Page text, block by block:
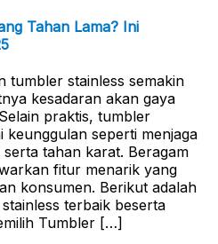
Tahan Lama? Ini
tumbler stainless semakin
kesadaran akan gaya
praktis, tumbler
keunggulan seperti menjaga
tahan karat. Beragam
fitur menarik yang
konsumen. Berikut adalah
terbaik beserta
Tumbler […]